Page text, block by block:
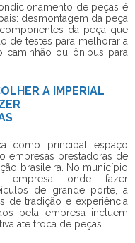
de peças é
desmontagem da peça
da peça que
de testes para melhorar a
caminhão ou ônibus para
A IMPERIAL
como principal espaço
empresas prestadoras de
brasileira. No município
empresa onde fazer
de grande porte, a
de tradição e experiência
pela empresa incluem
até troca de peças.